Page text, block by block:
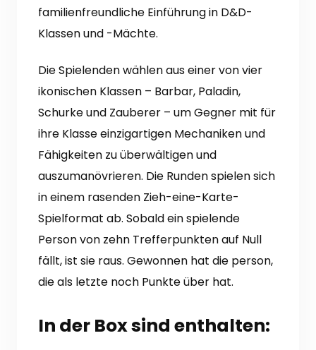
familienfreundliche Einführung in D&D-
Klassen und -Mächte.
Die Spielenden wählen aus einer von vier
ikonischen Klassen – Barbar, Paladin,
Schurke und Zauberer – um Gegner mit für
ihre Klasse einzigartigen Mechaniken und
Fähigkeiten zu überwältigen und
auszumanövrieren. Die Runden spielen sich
in einem rasenden Zieh-eine-Karte-
Spielformat ab. Sobald ein spielende
Person von zehn Trefferpunkten auf Null
fällt, ist sie raus. Gewonnen hat die person,
die als letzte noch Punkte über hat.
In der Box sind enthalten: